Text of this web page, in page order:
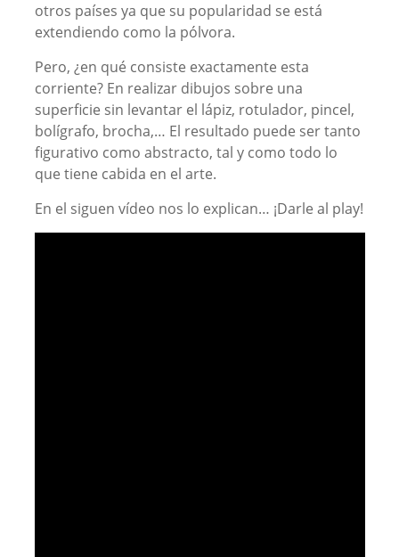
otros países ya que su popularidad se está
extendiendo como la pólvora.
Pero, ¿en qué consiste exactamente esta
corriente? En realizar dibujos sobre una
superficie sin levantar el lápiz, rotulador, pincel,
bolígrafo, brocha,… El resultado puede ser tanto
figurativo como abstracto, tal y como todo lo
que tiene cabida en el arte.
En el siguen vídeo nos lo explican… ¡Darle al play!